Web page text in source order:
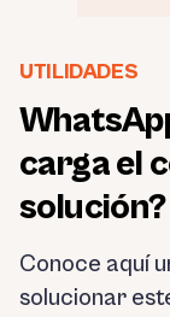
UTILIDADES
carga el
solución?
Conoce aquí
solucionar